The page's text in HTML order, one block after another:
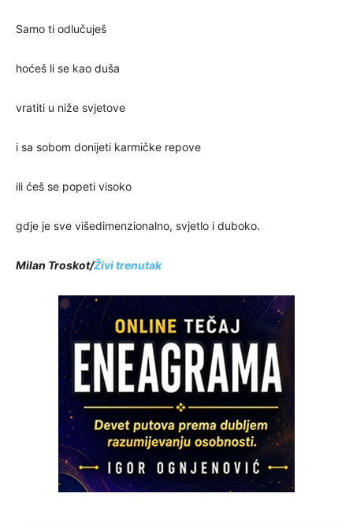
Samo ti odlučuješ
hoćeš li se kao duša
vratiti u niže svjetove
i sa sobom donijeti karmičke repove
ili ćeš se popeti visoko
gdje je sve višedimenzionalno, svjetlo i duboko.
Milan Troskot/Živi trenutak